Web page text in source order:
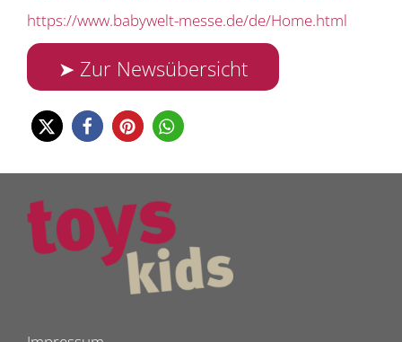
https://www.babywelt-messe.de/de/Home.html
➤ Zur Newsübersicht